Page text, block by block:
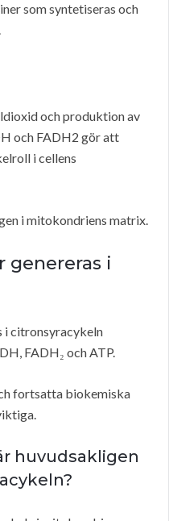
som syntetiseras och
och produktion av
och FADH2 gör att
i cellens
i mitokondriens matrix.
genereras i
i citronsyracykeln
FADH₂ och ATP.
fortsatta biokemiska
huvudsakligen